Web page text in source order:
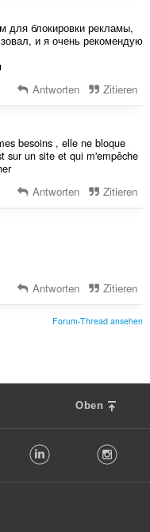
для блокировки рекламы,
и я очень рекомендую
Antworten Zitieren
besoins , elle ne bloque
sur un site et qui m'empêche
Antworten Zitieren
Antworten Zitieren
Forum-Thread ansehen
Oben
LinkedIn